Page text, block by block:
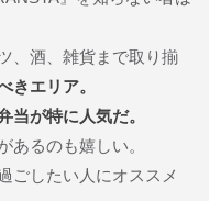
、酒、雑貨まで取り揃
きエリア。
当が特に人気だ。
あるのも嬉しい。
ごしたい人にオススメ